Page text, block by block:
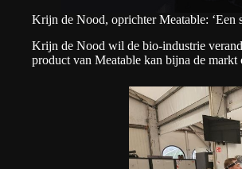
Krijn de Nood, oprichter Meatable: ‘Een
Krijn de Nood wil de bio-industrie
product van Meatable kan bijna de markt